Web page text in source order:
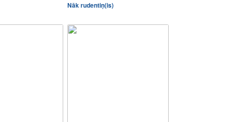
Nāk rudentiņ(is)